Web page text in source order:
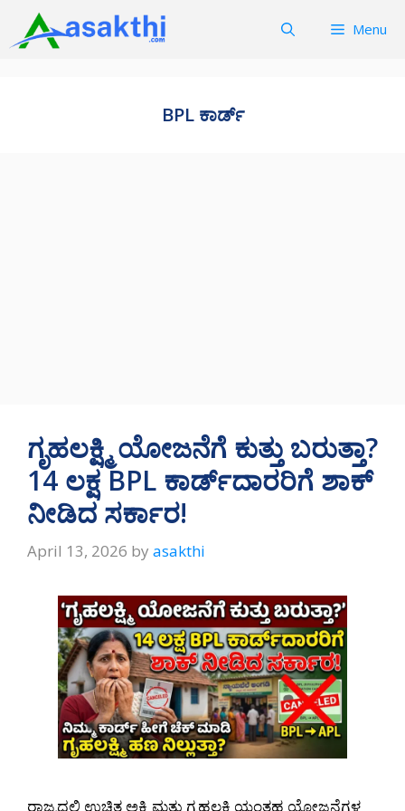
content
Menu
BPL ಕಾರ್ಡ್‌
ಗೃಹಲಕ್ಷ್ಮಿ ಯೋಜನೆಗೆ ಕುತ್ತು ಬರುತ್ತಾ?
14 ಲಕ್ಷ BPL ಕಾರ್ಡ್‌ದಾರರಿಗೆ ಶಾಕ್
ನೀಡಿದ ಸರ್ಕಾರ!
April 13, 2026 by asakthi
ರಾಜ್ಯದಲ್ಲಿ ಉಚಿತ ಅಕ್ಕಿ ಮತ್ತು ಗೃಹಲಕ್ಷ್ಮಿಯಂತಹ ಯೋಜನೆಗಳ